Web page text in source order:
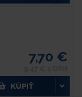
7,70 €
KÚPIŤ